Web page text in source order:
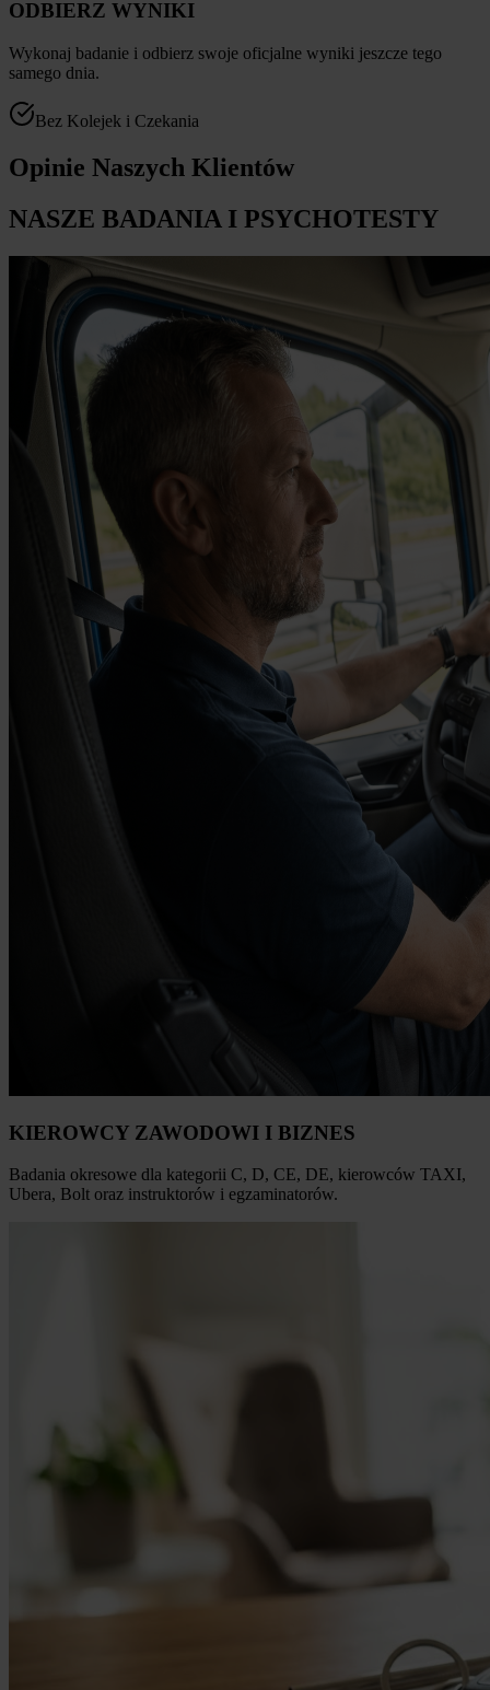
ODBIERZ WYNIKI
Wykonaj badanie i odbierz swoje oficjalne wyniki jeszcze tego
samego dnia.
Bez Kolejek i Czekania
Opinie Naszych Klientów
NASZE BADANIA I PSYCHOTESTY
KIEROWCY ZAWODOWI I BIZNES
Badania okresowe dla kategorii C, D, CE, DE, kierowców TAXI,
Ubera, Bolt oraz instruktorów i egzaminatorów.